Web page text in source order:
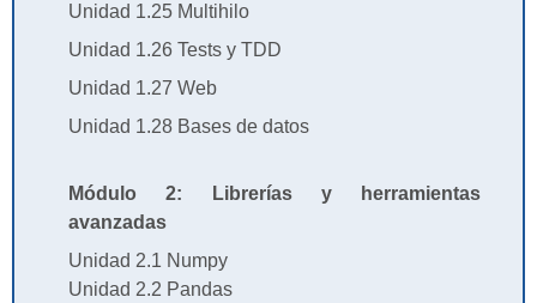
Unidad 1.25 Multihilo
Unidad 1.26 Tests y TDD
Unidad 1.27 Web
Unidad 1.28 Bases de datos
Módulo 2: Librerías y herramientas
avanzadas
Unidad 2.1 Numpy
Unidad 2.2 Pandas